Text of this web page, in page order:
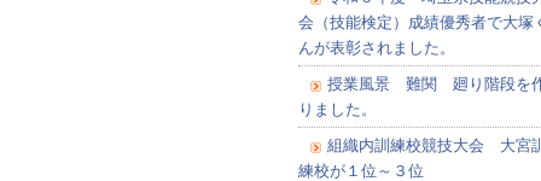
会（技能検定）成績優秀者で大塚
んが表彰されました。
授業風景 難関 廻り階段を
りました。
組織内訓練校競技大会 大宮
練校が１位～３位